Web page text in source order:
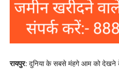
रायपुर: दुनिया के सबसे मंहगे आम को देखने